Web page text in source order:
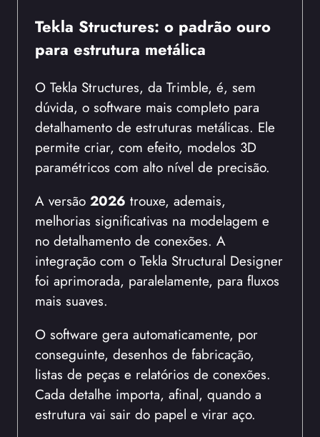
Tekla Structures: o padrão ouro
para estrutura metálica
O Tekla Structures, da Trimble, é, sem
dúvida, o software mais completo para
detalhamento de estruturas metálicas. Ele
permite criar, com efeito, modelos 3D
paramétricos com alto nível de precisão.
A versão 2026 trouxe, ademais,
melhorias significativas na modelagem e
no detalhamento de conexões. A
integração com o Tekla Structural Designer
foi aprimorada, paralelamente, para fluxos
mais suaves.
O software gera automaticamente, por
conseguinte, desenhos de fabricação,
listas de peças e relatórios de conexões.
Cada detalhe importa, afinal, quando a
estrutura vai sair do papel e virar aço.